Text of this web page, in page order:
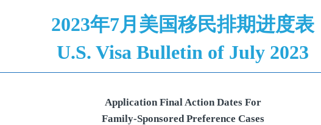
2023年7月美国移民排期进度表
U.S. Visa Bulletin of July 2023
Application Final Action Dates For
Family-Sponsored Preference Cases